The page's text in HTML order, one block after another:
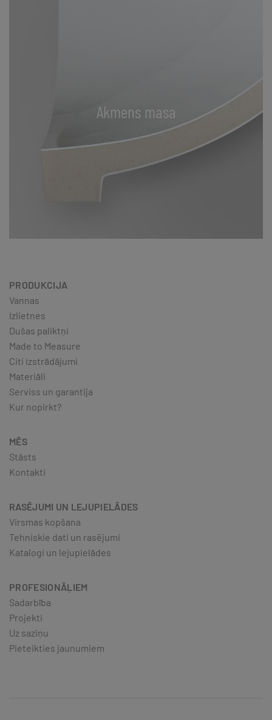
Akmens masa
PRODUKCIJA
Vannas
Izlietnes
Dušas paliktņi
Made to Measure
Citi izstrādājumi
Materiāli
Serviss un garantija
Kur nopirkt?
MĒS
Stāsts
Kontakti
RASĒJUMI UN LEJUPIELĀDES
Virsmas kopšana
Tehniskie dati un rasējumi
Katalogi un lejupielādes
PROFESIONĀĻIEM
Sadarbība
Projekti
Uz saziņu
Pieteikties jaunumiem